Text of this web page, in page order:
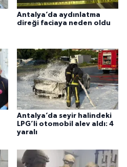
Antalya’da aydınlatma
direği faciaya neden oldu
Antalya’da seyir halindeki
LPG’li otomobil alev aldı: 4
yaralı